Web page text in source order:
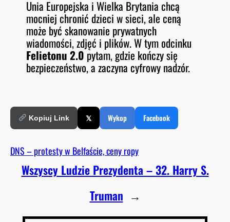
D
E
RSS FEED
LINK
EMBED
Unia Europejska i Wielka Brytania chcą
mocniej chronić dzieci w sieci, ale ceną
może być skanowanie prywatnych
wiadomości, zdjęć i plików. W tym odcinku
Felietonu 2.0 pytam, gdzie kończy się
bezpieczeństwo, a zaczyna cyfrowy nadzór.
Kopiuj Link 𝕏 Wykop Facebook
DNS – protesty w Belfaście, ceny ropy
Wszyscy Ludzie Prezydenta – 32. Harry S.
Truman →